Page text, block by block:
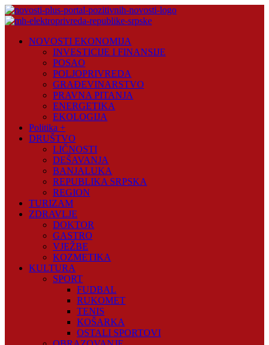
Skip
to
Plus
NOVOSTI EKONOMIJA
INVESTICIJE I FINANSIJE
POSAO
POLJOPRIVREDA
GRAĐEVINARSTVO
PRAVNA PITANJA
ENERGETIKA
EKOLOGIJA
Politika +
DRUŠTVO
LIČNOSTI
DEŠAVANJA
BANJALUKA
REPUBLIKA SRPSKA
REGION
TURIZAM
ZDRAVLJE
DOKTOR
GASTRO
VJEŽBE
KOZMETIKA
KULTURA
SPORT
FUDBAL
RUKOMET
TENIS
KOŠARKA
OSTALI SPORTOVI